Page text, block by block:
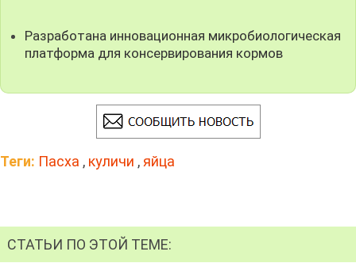
Разработана инновационная микробиологическая
платформа для консервирования кормов
Теги: Пасха , куличи , яйца
СТАТЬИ ПО ЭТОЙ ТЕМЕ: